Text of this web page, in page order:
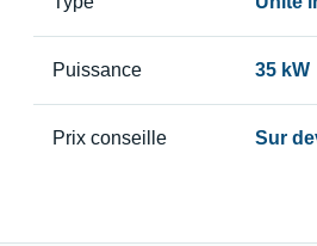
Puissance 35 kW
Prix conseille Sur